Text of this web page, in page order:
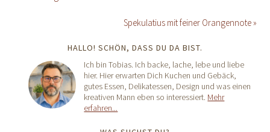
Spekulatius mit feiner Orangennote »
HALLO! SCHÖN, DASS DU DA BIST.
Ich bin Tobias. Ich backe, lache, lebe und liebe
hier. Hier erwarten Dich Kuchen und Gebäck,
gutes Essen, Delikatessen, Design und was einen
kreativen Mann eben so interessiert. Mehr
erfahren...